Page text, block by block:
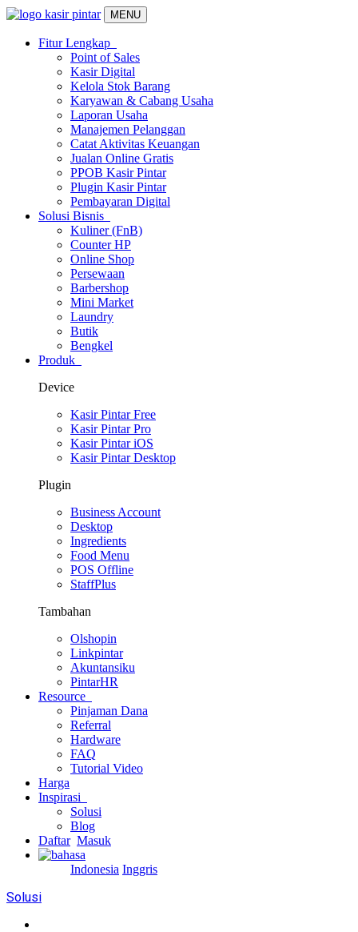
MENU
Fitur Lengkap
Point of Sales
Kasir Digital
Kelola Stok Barang
Karyawan & Cabang Usaha
Laporan Usaha
Manajemen Pelanggan
Catat Aktivitas Keuangan
Jualan Online Gratis
PPOB Kasir Pintar
Plugin Kasir Pintar
Pembayaran Digital
Solusi Bisnis
Kuliner (FnB)
Counter HP
Online Shop
Persewaan
Barbershop
Mini Market
Laundry
Butik
Bengkel
Produk
Device
Kasir Pintar Free
Kasir Pintar Pro
Kasir Pintar iOS
Kasir Pintar Desktop
Plugin
Business Account
Desktop
Ingredients
Food Menu
POS Offline
StaffPlus
Tambahan
Olshopin
Linkpintar
Akuntansiku
PintarHR
Resource
Pinjaman Dana
Referral
Hardware
FAQ
Tutorial Video
Harga
Inspirasi
Solusi
Blog
Daftar Masuk
Indonesia Inggris
Solusi